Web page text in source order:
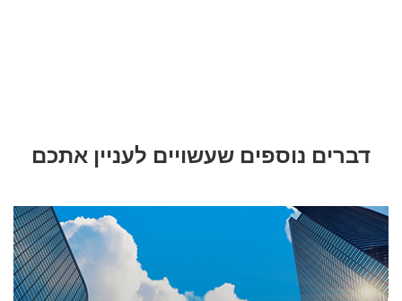
דברים נוספים שעשויים לעניין אתכם